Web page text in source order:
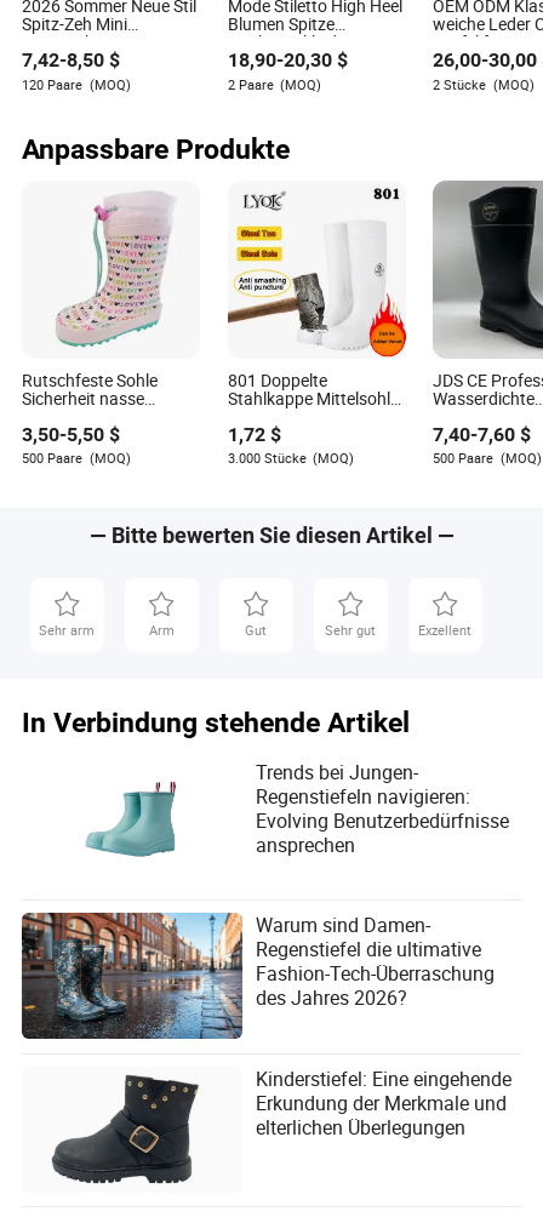
stammt aus jahrelanger praktischer Erfahrung und
einem scharfen Auge für aufkommende Trends, was
seine Arbeit zu einer wertvollen Ressource für
Fachleute macht, die im Bereich Bekleidungszubehör
2026 Sommer Neue Stil
Spitz-Zeh Mini
Katzenabsatz
Plattform Damen
Schuhe Hohe Absätze
7,42-8,50 $
120 Paare (MOQ)
Mode Stiletto High Heel
Blumen Spitze
Hochzeitskleid Party
Designer Damen Schuh
18,90-20,30$
2 Paare (MOQ)
OEM ODM
weiche Leder
Stiefel für
Knöchelstiefel
26,00-30,00
2 Stücke (MOQ)
Anpassbare Produkte
Rutschfeste Sohle
Sicherheit nasse
Sitz verstellbare
Schnalle langlebiges
Naturgummi Kinder
3,50-5,50 $
500 Paare (MOQ)
801 Doppelte
Stahlkappe Mittelsohle
PVC Arbeits Schutz
Regenstiefel
1,72$
3.000 Stücke (MOQ)
JDS CE
Wasserdichte
Regenstiefel
Verschleißfest
Hochwertige
7,40-7,60 $
500 Paare (MOQ)
— Bitte bewerten Sie diesen Artikel —
Sehr arm Arm Gut Sehr gut Exzellent
In Verbindung stehende Artikel
Trends bei Jungen-
Regenstiefeln navigieren:
Evolving Benutzerbedürfnisse
ansprechen
Warum sind Damen-
Regenstiefel die ultimative
Fashion-Tech-Überraschung
des Jahres 2026?
Kinderstiefel: Eine eingehende
Erkundung der Merkmale und
elterlichen Überlegungen